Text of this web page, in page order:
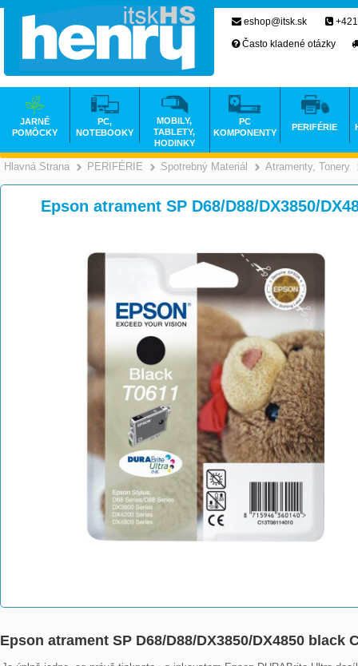
Hlavná Strana >
PERIFÉRIE >
Spotrebný Materiál >
Atramenty, Tonery
Epson atrament SP D68/D88/DX3850/
Epson atrament SP D68/D88/DX3850/DX4850 black
eshop@itsk.sk
Často kladené otázky
JARNÉ
POMÔCKY
PC,
NOTEBOOKY
MOBILY,
TABLETY,
HODINKY
PC
KOMPONENTY
PERIFÉRIE